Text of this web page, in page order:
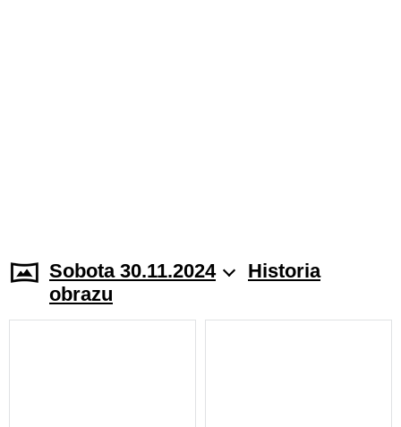
Sobota 30.11.2024
Historia
obrazu